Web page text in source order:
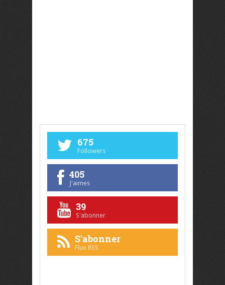
675
Followers
405
J'aimes
39
S'abonner
S'abonner
Flux RSS